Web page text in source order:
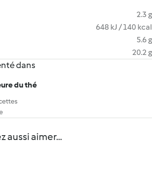
2.3 g
648 kJ / 140 kcal
5.6 g
20.2 g
dans
du thé
aussi aimer...